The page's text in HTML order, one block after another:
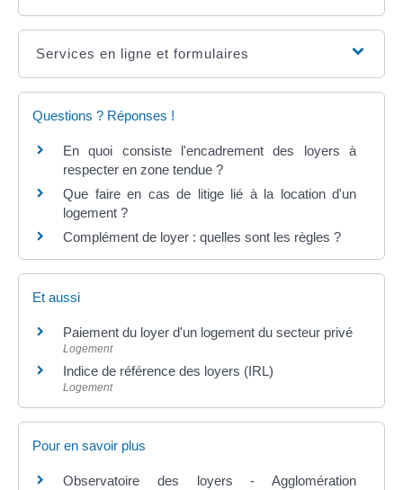
Services en ligne et formulaires
Questions ? Réponses !
En quoi consiste l'encadrement des loyers à
respecter en zone tendue ?
Que faire en cas de litige lié à la location d'un
logement ?
Complément de loyer : quelles sont les règles ?
Et aussi
Paiement du loyer d'un logement du secteur privé
Logement
Indice de référence des loyers (IRL)
Logement
Pour en savoir plus
Observatoire des loyers - Agglomération